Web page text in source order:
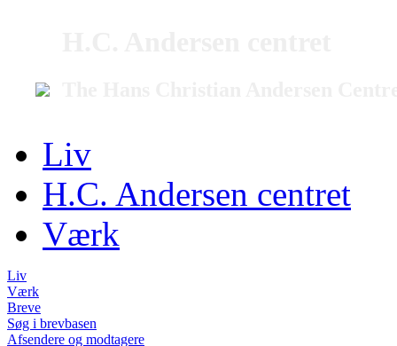
Liv
H.C. Andersen centret
Værk
Liv
Værk
Breve
Søg i brevbasen
Afsendere og modtagere